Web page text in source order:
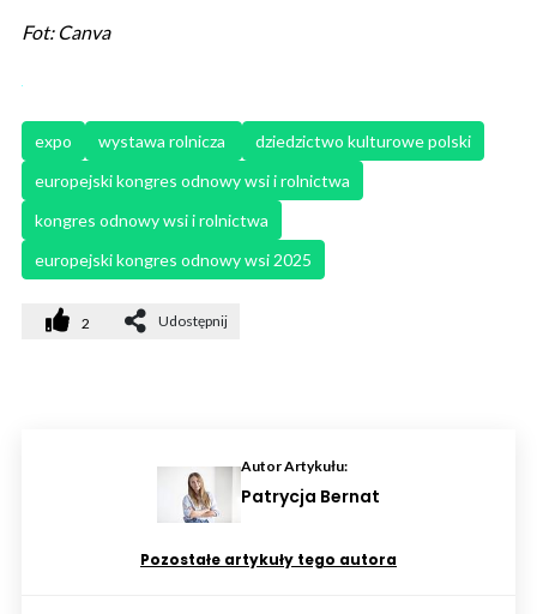
Fot: Canva
expo wystawa rolnicza
dziedzictwo kulturowe polski
europejski kongres odnowy wsi i rolnictwa
kongres odnowy wsi i rolnictwa
europejski kongres odnowy wsi 2025
2 Udostępnij
Autor Artykułu:
Patrycja Bernat
Pozostałe artykuły tego autora